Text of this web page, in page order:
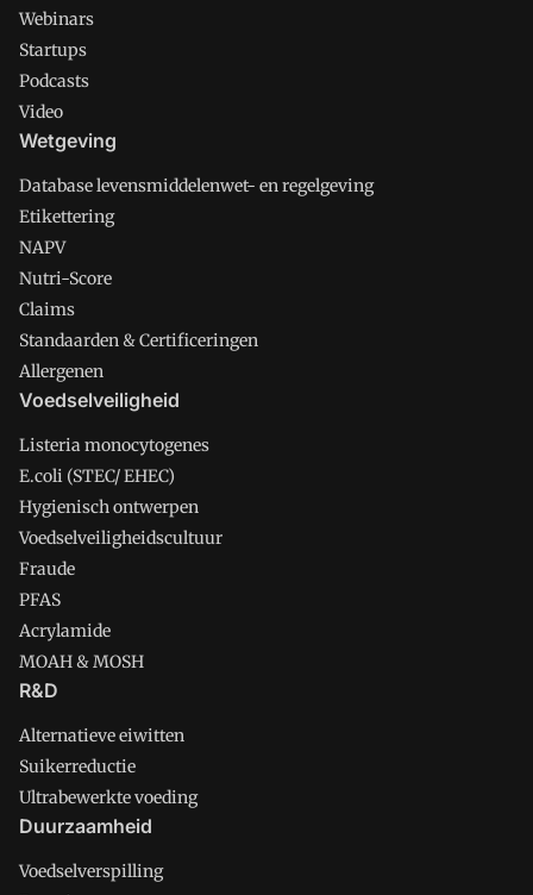
Webinars
Startups
Podcasts
Video
Wetgeving
Database levensmiddelenwet- en regelgeving
Etikettering
NAPV
Nutri-Score
Claims
Standaarden & Certificeringen
Allergenen
Voedselveiligheid
Listeria monocytogenes
E.coli (STEC/ EHEC)
Hygienisch ontwerpen
Voedselveiligheidscultuur
Fraude
PFAS
Acrylamide
MOAH & MOSH
R&D
Alternatieve eiwitten
Suikerreductie
Ultrabewerkte voeding
Duurzaamheid
Voedselverspilling